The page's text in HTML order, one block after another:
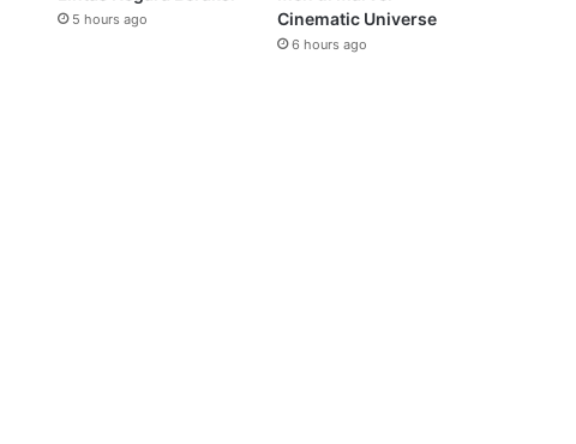
5 hours ago
Cinematic Universe
6 hours ago